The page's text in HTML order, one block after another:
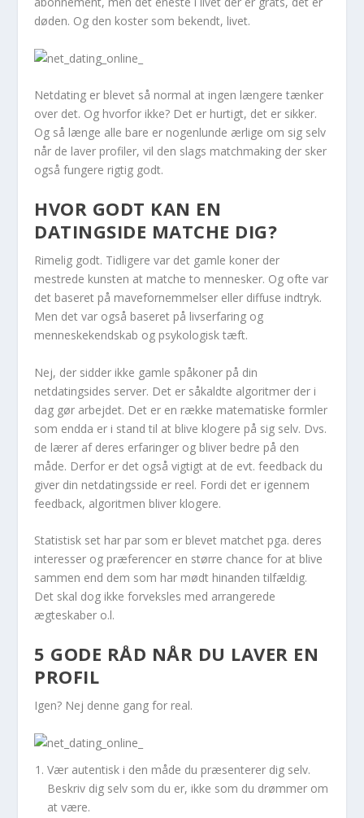
døden. Og den koster som bekendt, livet.
Netdating er blevet så normal at ingen længere tænker
over det. Og hvorfor ikke? Det er hurtigt, det er sikker.
Og så længe alle bare er nogenlunde ærlige om sig selv
når de laver profiler, vil den slags matchmaking der sker
også fungere rigtig godt.
HVOR GODT KAN EN
DATINGSIDE MATCHE DIG?
Rimelig godt. Tidligere var det gamle koner der
mestrede kunsten at matche to mennesker. Og ofte var
det baseret på mavefornemmelser eller diffuse indtryk.
Men det var også baseret på livserfaring og
menneskekendskab og psykologisk tæft.
Nej, der sidder ikke gamle spåkoner på din
netdatingsides server. Det er såkaldte algoritmer der i
dag gør arbejdet. Det er en række matematiske formler
som endda er i stand til at blive klogere på sig selv. Dvs.
de lærer af deres erfaringer og bliver bedre på den
måde. Derfor er det også vigtigt at de evt. feedback du
giver din netdatingsside er reel. Fordi det er igennem
feedback, algoritmen bliver klogere.
Statistisk set har par som er blevet matchet pga. deres
interesser og præferencer en større chance for at blive
sammen end dem som har mødt hinanden tilfældig.
Det skal dog ikke forveksles med arrangerede
ægteskaber o.l.
5 GODE RÅD NÅR DU LAVER EN
PROFIL
Igen? Nej denne gang for real.
Vær autentisk i den måde du præsenterer dig selv.
Beskriv dig selv som du er, ikke som du drømmer om
at være.